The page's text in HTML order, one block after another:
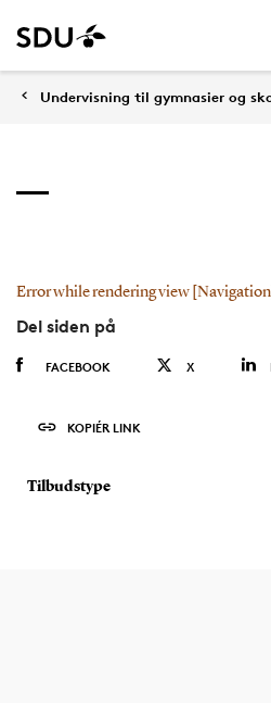
Undervisning til gymnasier og
Error while rendering view
Del siden på
FACEBOOK X
KOPIÉR LINK
Tilbudstype